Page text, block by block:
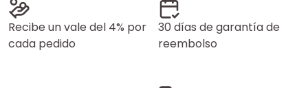
Recibe un vale del 4% por
cada pedido
30 días de garantía de
reembolso